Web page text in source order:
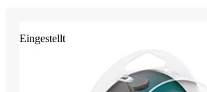
Eingestellt